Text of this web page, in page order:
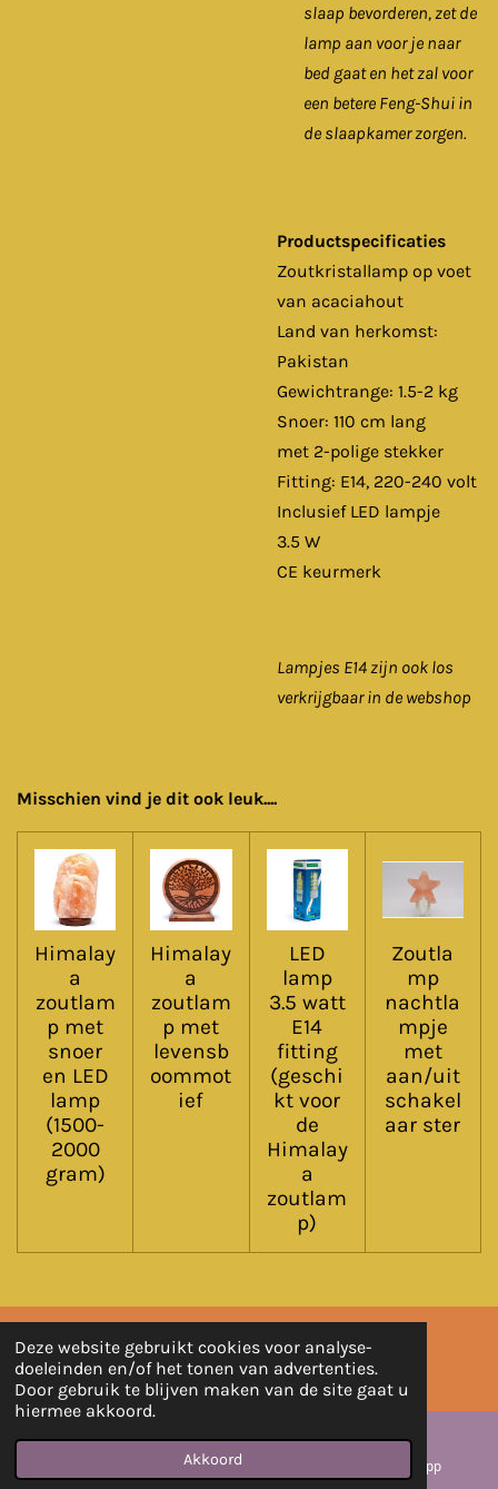
Deze website gebruikt cookies voor analyse-
doeleinden en/of het tonen van advertenties.
Door gebruik te blijven maken van de site gaat u
hiermee akkoord.
Akkoord
slaap bevorderen, zet de
lamp aan voor je naar
bed gaat en het zal voor
een betere Feng-Shui in
de slaapkamer zorgen.
Productspecificaties
Zoutkristallamp op voet
van acaciahout
Land van herkomst:
Pakistan
Gewichtrange: 1.5-2 kg
Snoer: 110 cm lang
met 2-polige stekker
Fitting: E14, 220-240 volt
Inclusief LED lampje
3.5 W
CE keurmerk
Lampjes E14 zijn ook los
verkrijgbaar in de webshop
Misschien vind je dit ook leuk....
Himalay
a
zoutlam
p met
snoer
en LED
lamp
(1500-
2000
gram)
Himalay
a
zoutlam
p met
levensb
oommot
ief
LED
lamp
3.5 watt
E14
fitting
(geschi
kt voor
de
Himalay
a
zoutlam
p)
Zoutla
mp
nachtla
mpje
met
aan/uit
schakel
aar ster
Powered byJouwWeb
Instagram WhatsApp